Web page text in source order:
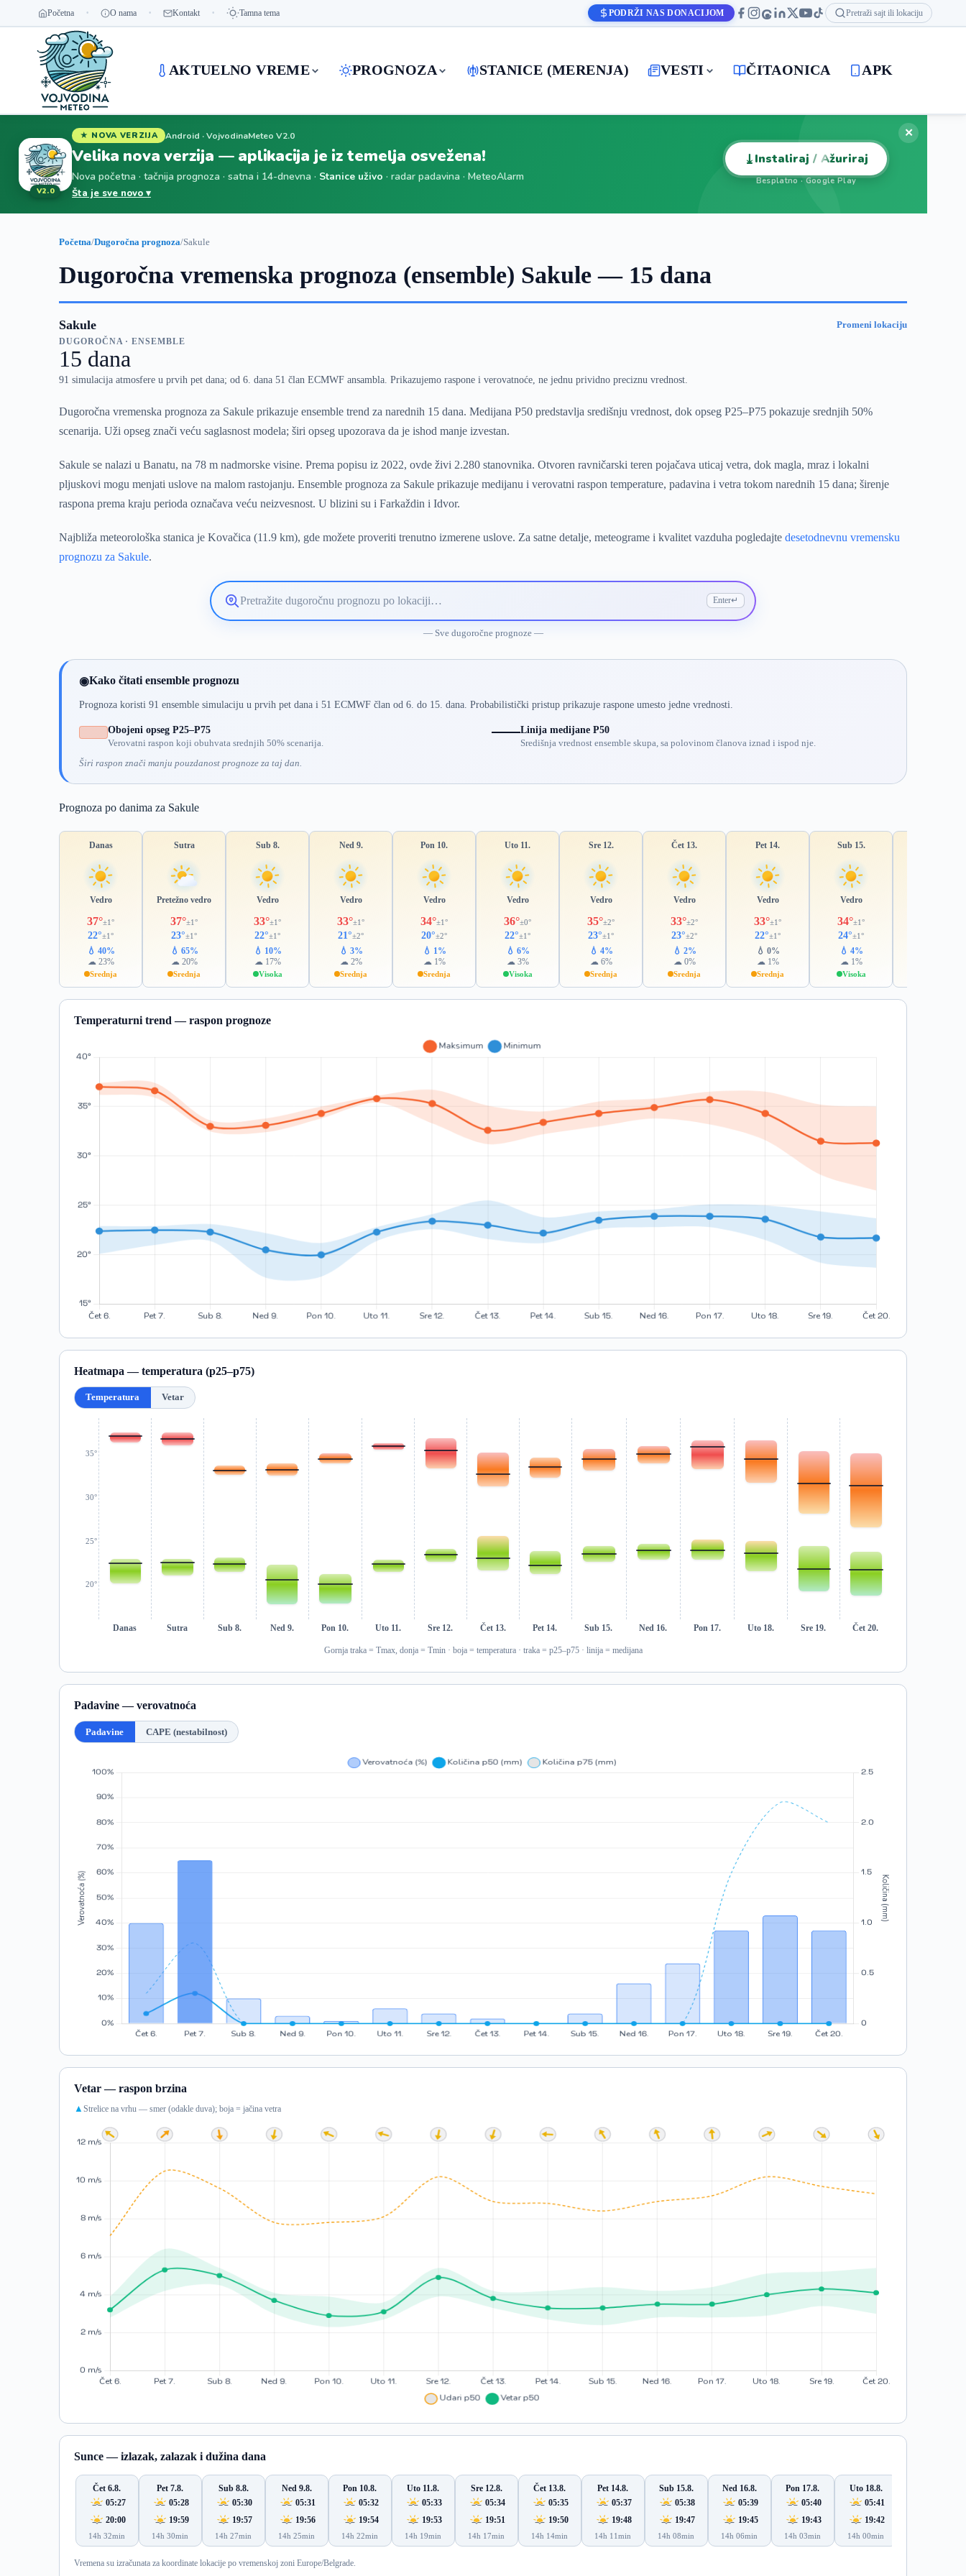
Početna O nama Kontakt Tamna tema PODRŽI NAS DONACIJOM Pretraži sajt ili lokaciju
AKTUELNO VREME PROGNOZA STANICE (MERENJA) VESTI ČITAONICA APK
V2.0
★ NOVA VERZIJA Android · VojvodinaMeteo V2.0
Velika nova verzija — aplikacija je iz temelja osvežena!
Nova početna · tačnija prognoza · satna i 14-dnevna · Stanice uživo · radar padavina · MeteoAlarm
Šta je sve novo ▾
⤓Instaliraj / Ažuriraj
Besplatno · Google Play
✕
Početna/Dugoročna prognoza/Sakule
Dugoročna vremenska prognoza (ensemble) Sakule — 15 dana
Sakule Promeni lokaciju
DUGOROČNA · ENSEMBLE
15 dana
91 simulacija atmosfere u prvih pet dana; od 6. dana 51 član ECMWF ansambla. Prikazujemo raspone i verovatnoće, ne jednu prividno preciznu vrednost.
Dugoročna vremenska prognoza za Sakule prikazuje ensemble trend za narednih 15 dana. Medijana P50 predstavlja središnju vrednost, dok opseg P25–P75 pokazuje srednjih 50%
scenarija. Uži opseg znači veću saglasnost modela; širi opseg upozorava da je ishod manje izvestan.
Sakule se nalazi u Banatu, na 78 m nadmorske visine. Prema popisu iz 2022, ovde živi 2.280 stanovnika. Otvoren ravničarski teren pojačava uticaj vetra, dok magla, mraz i lokalni
pljuskovi mogu menjati uslove na malom rastojanju. Ensemble prognoza za Sakule prikazuje medijanu i verovatni raspon temperature, padavina i vetra tokom narednih 15 dana; širenje
raspona prema kraju perioda označava veću neizvesnost. U blizini su i Farkaždin i Idvor.
Najbliža meteorološka stanica je Kovačica (11.9 km), gde možete proveriti trenutno izmerene uslove. Za satne detalje, meteograme i kvalitet vazduha pogledajtedesetodnevnu vremensku
prognozu za Sakule.
Pretražite
lokaciju
Enter↵
— Sve dugoročne prognoze —
◉Kako čitati ensemble prognozu
Prognoza koristi 91 ensemble simulaciju u prvih pet dana i 51 ECMWF član od 6. do 15. dana. Probabilistički pristup prikazuje raspone umesto jedne vrednosti.
Obojeni opseg P25–P75
Verovatni raspon koji obuhvata srednjih 50% scenarija.
Linija medijane P50
Središnja vrednost ensemble skupa, sa polovinom članova iznad i ispod nje.
Širi raspon znači manju pouzdanost prognoze za taj dan.
Prognoza po danima za Sakule
Danas
Vedro
37°±1°
22°±1°
💧 40%
☁ 23%
Srednja
Sutra
Pretežno vedro
37°±1°
23°±1°
💧 65%
☁ 20%
Srednja
Sub 8.
Vedro
33°±1°
22°±1°
💧 10%
☁ 17%
Visoka
Ned 9.
Vedro
33°±1°
21°±2°
💧 3%
☁ 2%
Srednja
Pon 10.
Vedro
34°±1°
20°±2°
💧 1%
☁ 1%
Srednja
Uto 11.
Vedro
36°±0°
22°±1°
💧 6%
☁ 3%
Visoka
Sre 12.
Vedro
35°±2°
23°±1°
💧 4%
☁ 6%
Srednja
Čet 13.
Vedro
33°±2°
23°±2°
💧 2%
☁ 0%
Srednja
Pet 14.
Vedro
33°±1°
22°±1°
💧 0%
☁ 1%
Srednja
Sub 15.
Vedro
34°±1°
24°±1°
💧 4%
☁ 1%
Visoka
Temperaturni trend — raspon prognoze
Heatmapa — temperatura (p25–p75)
Temperatura Vetar
20°
25°
30°
35°
Danas Sutra Sub 8. Ned 9. Pon 10. Uto 11. Sre 12. Čet 13. Pet 14. Sub 15. Ned 16. Pon 17. Uto 18. Sre 19. Čet 20.
Gornja traka = Tmax, donja = Tmin · boja = temperatura · traka = p25–p75 · linija = medijana
Padavine — verovatnoća
Padavine CAPE (nestabilnost)
Vetar — raspon brzina
▲Strelice na vrhu — smer (odakle duva); boja = jačina vetra
Sunce — izlazak, zalazak i dužina dana
Čet 6.8.
05:27
20:00
14h 32min
Pet 7.8.
05:28
19:59
14h 30min
Sub 8.8.
05:30
19:57
14h 27min
Ned 9.8.
05:31
19:56
14h 25min
Pon 10.8.
05:32
19:54
14h 22min
Uto 11.8.
05:33
19:53
14h 19min
Sre 12.8.
05:34
19:51
14h 17min
Čet 13.8.
05:35
19:50
14h 14min
Pet 14.8.
05:37
19:48
14h 11min
Sub 15.8.
05:38
19:47
14h 08min
Ned 16.8.
05:39
19:45
14h 06min
Pon 17.8.
05:40
19:43
14h 03min
Uto 18.8.
05:41
19:42
14h 00min
Vremena su izračunata za koordinate lokacije po vremenskoj zoni Europe/Belgrade.